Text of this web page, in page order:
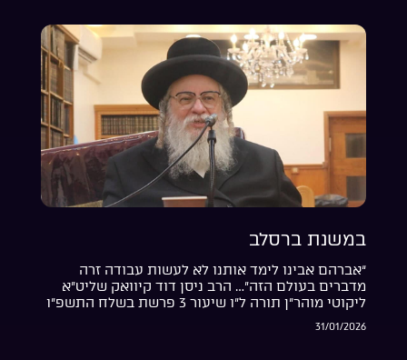
במשנת ברסלב
“אברהם אבינו לימד אותנו לא לעשות עבודה זרה
מדברים בעולם הזה”… הרב ניסן דוד קיוואק שליט”א
ליקוטי מוהר”ן תורה ל”ו שיעור 3 פרשת בשלח התשפ”ו
31/01/2026